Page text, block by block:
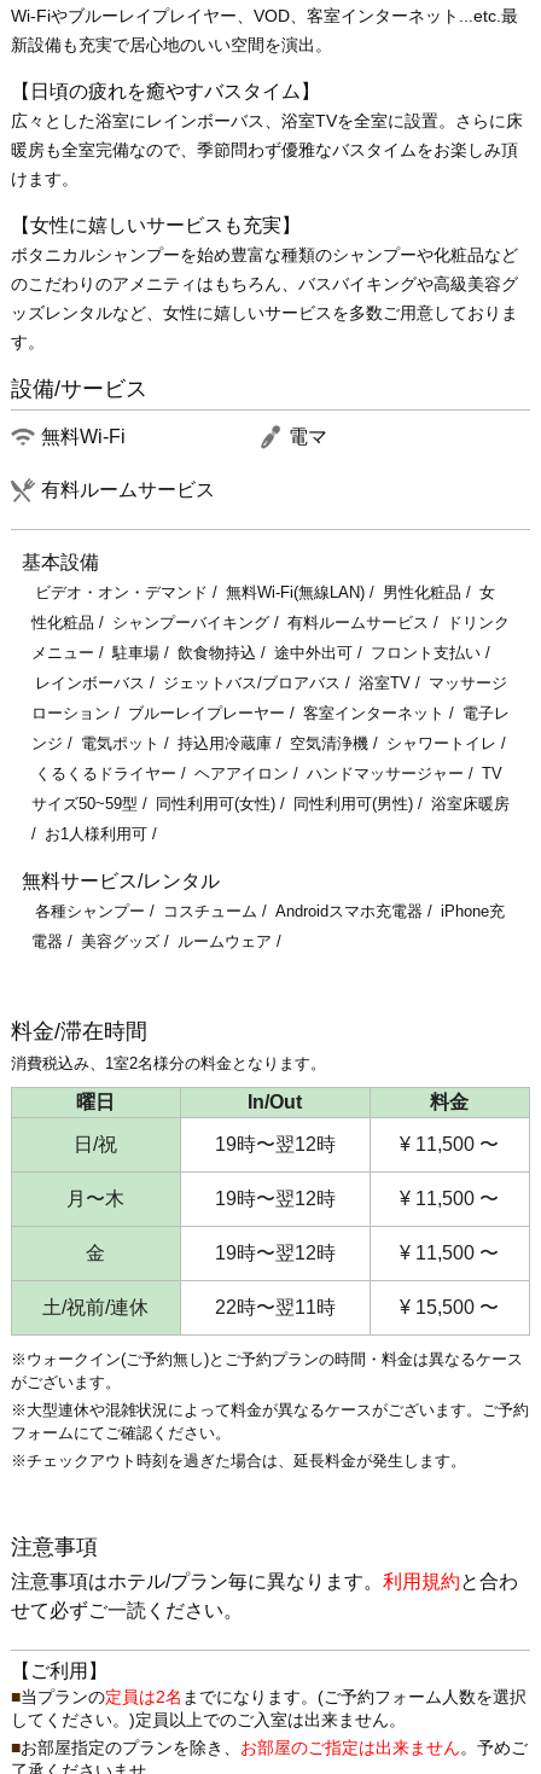
Wi-Fiやブルーレイプレイヤー、VOD、客室インターネット...etc.最
新設備も充実で居心地のいい空間を演出。
【日頃の疲れを癒やすバスタイム】
広々とした浴室にレインボーバス、浴室TVを全室に設置。さらに床
暖房も全室完備なので、季節問わず優雅なバスタイムをお楽しみ頂
けます。
【女性に嬉しいサービスも充実】
ボタニカルシャンプーを始め豊富な種類のシャンプーや化粧品など
のこだわりのアメニティはもちろん、バスバイキングや高級美容グ
ッズレンタルなど、女性に嬉しいサービスを多数ご用意しておりま
す。
設備/サービス
無料Wi-Fi 電マ
有料ルームサービス
基本設備
ビデオ・オン・デマンド 無料Wi-Fi(無線LAN) 男性化粧品
女
性化粧品
シャンプーバイキング 有料ルームサービス
ドリンク
メニュー
駐車場 飲食物持込 途中外出可
フロント支払い
レインボーバス
ジェットバス/ブロアバス 浴室TV
マッサージ
ローション
ブルーレイプレーヤー 客室インターネット
電子レ
ンジ
電気ポット 持込用冷蔵庫 空気清浄機
シャワートイレ
くるくるドライヤー
ヘアアイロン ハンドマッサージャー
TV
サイズ50~59型
同性利用可(女性) 同性利用可(男性)
浴室床暖房
お1人様利用可
無料サービス/レンタル
各種シャンプー コスチューム Androidスマホ充電器
iPhone充
電器
美容グッズ ルームウェア
料金/滞在時間
消費税込み、1室2名様分の料金となります。
曜日 In/Out 料金
日/祝 19時〜翌12時 ¥ 11,500 〜
月〜木 19時〜翌12時 ¥ 11,500 〜
金 19時〜翌12時 ¥ 11,500 〜
土/祝前/連休 22時〜翌11時 ¥ 15,500 〜
※ウォークイン(ご予約無し)とご予約プランの時間・料金は異なるケース
がございます。
※大型連休や混雑状況によって料金が異なるケースがございます。ご予約
フォームにてご確認ください。
※チェックアウト時刻を過ぎた場合は、延長料金が発生します。
注意事項
注意事項はホテル/プラン毎に異なります。 利用規約と合わ
せて必ずご一読ください。
【ご利用】
当プランの定員は2名 までになります。(ご予約フォーム人数を選択
してください。)定員以上でのご入室は出来ません。
お部屋指定のプランを除き、 お部屋のご指定は出来ません。予めご